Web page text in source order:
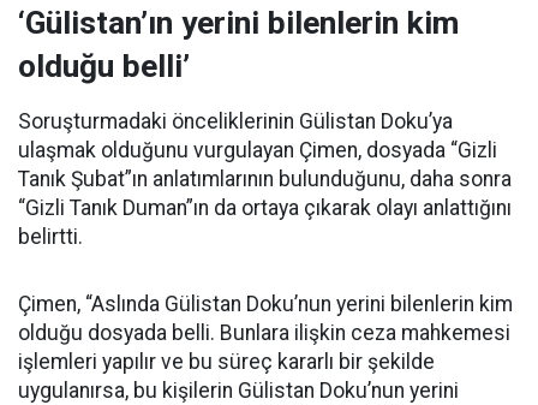
‘Gülistan’ın yerini bilenlerin kim
olduğu belli’
Soruşturmadaki önceliklerinin Gülistan Doku’ya
ulaşmak olduğunu vurgulayan Çimen, dosyada “Gizli
Tanık Şubat”ın anlatımlarının bulunduğunu, daha sonra
“Gizli Tanık Duman”ın da ortaya çıkarak olayı anlattığını
belirtti.
Çimen, “Aslında Gülistan Doku’nun yerini bilenlerin kim
olduğu dosyada belli. Bunlara ilişkin ceza mahkemesi
işlemleri yapılır ve bu süreç kararlı bir şekilde
uygulanırsa, bu kişilerin Gülistan Doku’nun yerini